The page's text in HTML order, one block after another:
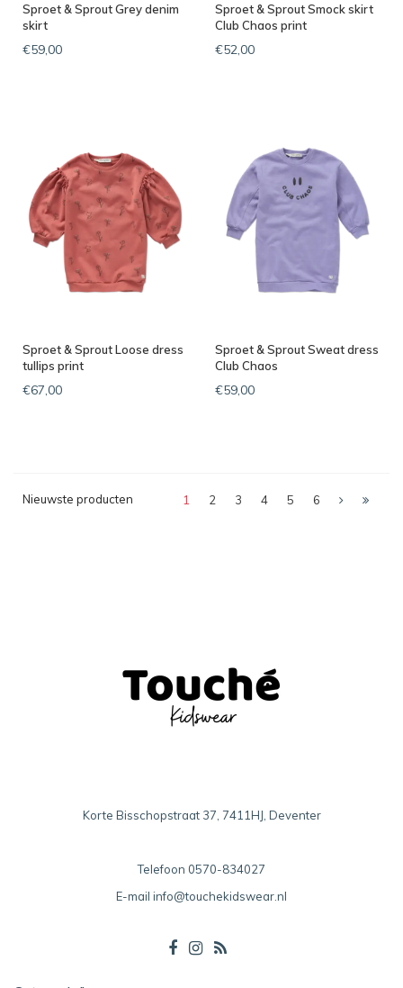
Sproet & Sprout Grey denim
skirt
€59,00
Sproet & Sprout Smock skirt
Club Chaos print
€52,00
Sproet & Sprout Loose dress
tullips print
€67,00
Sproet & Sprout Sweat dress
Club Chaos
€59,00
Nieuwste producten 1 2 3 4 5 6
Korte Bisschopstraat 37, 7411HJ, Deventer
Telefoon 0570-834027
E-mail info@touchekidswear.nl